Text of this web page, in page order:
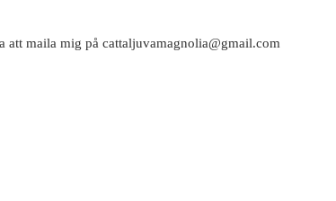
att maila mig på cattaljuvamagnolia@gmail.com